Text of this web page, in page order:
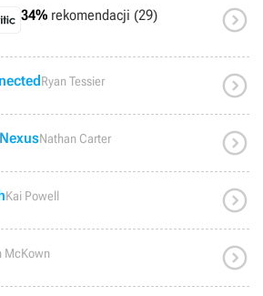
34% rekomendacji (29) 
Ryan Tessier 
Nathan Carter 
Kai Powell 
McKown 